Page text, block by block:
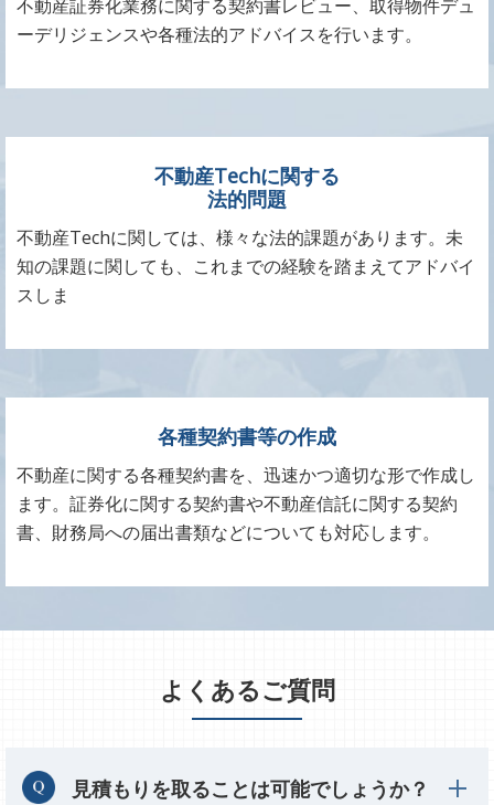
不動産証券化業務に関する契約書レビュー、取得物件デュ
ーデリジェンスや各種法的アドバイスを行います。
不動産Techに関する
法的問題
不動産Techに関しては、様々な法的課題があります。未
知の課題に関しても、これまでの経験を踏まえてアドバイ
スしま
各種契約書等の作成
不動産に関する各種契約書を、迅速かつ適切な形で作成し
ます。証券化に関する契約書や不動産信託に関する契約
書、財務局への届出書類などについても対応します。
よくあるご質問
見積もりを取ることは可能でしょうか？